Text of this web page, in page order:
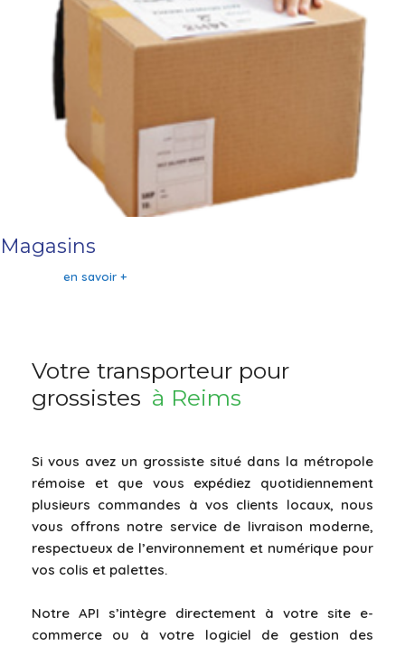
Magasins
en savoir +
Votre transporteur pour
grossistes à Reims
Si vous avez un grossiste situé dans la métropole
rémoise et que vous expédiez quotidiennement
plusieurs commandes à vos clients locaux, nous
vous offrons notre service de livraison moderne,
respectueux de l’environnement et numérique pour
vos colis et palettes.
Notre API s’intègre directement à votre site e-
commerce ou à votre logiciel de gestion des